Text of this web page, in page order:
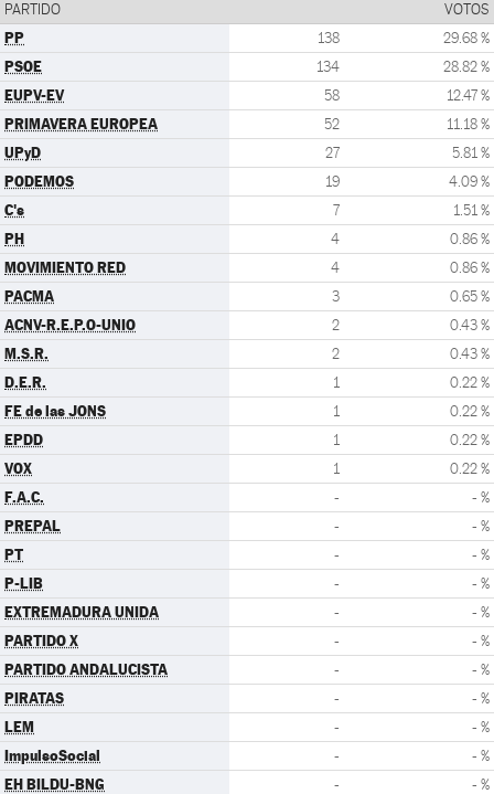
PARTIDO VOTOS
PP 138 29.68 %
PSOE 134 28.82 %
EUPV-EV 58 12.47 %
PRIMAVERA EUROPEA 52 11.18 %
UPyD 27 5.81 %
PODEMOS 19 4.09 %
C's 7 1.51 %
PH 4 0.86 %
MOVIMIENTO RED 4 0.86 %
PACMA 3 0.65 %
ACNV-R.E.P.O-UNIO 2 0.43 %
M.S.R. 2 0.43 %
D.E.R. 1 0.22 %
FE de las JONS 1 0.22 %
EPDD 1 0.22 %
VOX 1 0.22 %
F.A.C. - - %
PREPAL - - %
PT - - %
P-LIB - - %
EXTREMADURA UNIDA - - %
PARTIDO X - - %
PARTIDO ANDALUCISTA - - %
PIRATAS - - %
LEM - - %
ImpulsoSocial - - %
EH BILDU-BNG - - %